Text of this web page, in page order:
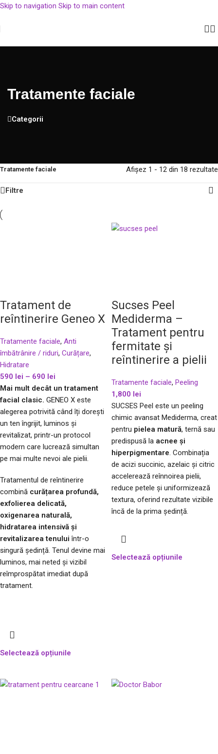
Skip to navigation Skip to main content
Tratamente faciale
Categorii
Tratamente faciale Afișez 1 - 12 din 18 rezultate
Filtre
Tratament de
reîntinerire Geneo X
Tratamente faciale, Anti
îmbătrânire / riduri, Curățare,
Hidratare
590 lei – 690 lei
Mai mult decât un tratament
facial clasic. GENEO X este
alegerea potrivită când îți dorești
un ten îngrijit, luminos și
revitalizat, printr-un protocol
modern care lucrează simultan
pe mai multe nevoi ale pielii.
Tratamentul de reîntinerire
combină curățarea profundă,
exfolierea delicată,
oxigenarea naturală,
hidratarea intensivă și
revitalizarea tenului într-o
singură ședință. Tenul devine mai
luminos, mai neted și vizibil
reîmprospătat imediat după
tratament.
Selectează opțiunile
Sucses Peel
Mediderma –
Tratament pentru
fermitate și
reîntinerire a pielii
Tratamente faciale, Peeling
1,800 lei
SUCSES Peel este un peeling
chimic avansat Mediderma, creat
pentru pielea matură, ternă sau
predispusă la acnee și
hiperpigmentare. Combinația
de acizi succinic, azelaic și citric
accelerează reînnoirea pielii,
reduce petele și uniformizează
textura, oferind rezultate vizibile
încă de la prima ședință.
Selectează opțiunile